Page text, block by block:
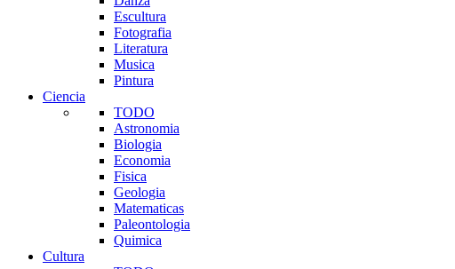
Escultura
Fotografia
Literatura
Musica
Pintura
Ciencia
TODO
Astronomia
Biologia
Economia
Fisica
Geologia
Matematicas
Paleontologia
Quimica
Cultura